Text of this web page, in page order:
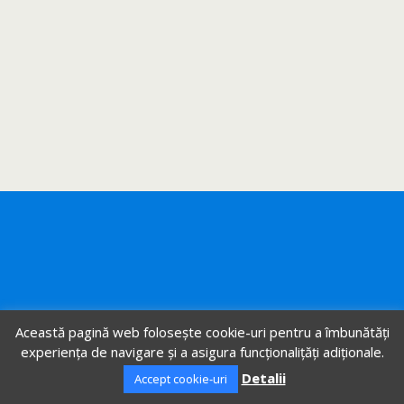
Această pagină web folosește cookie-uri pentru a îmbunătăți
experiența de navigare și a asigura funcționalițăți adiționale.
Accept cookie-uri Detalii